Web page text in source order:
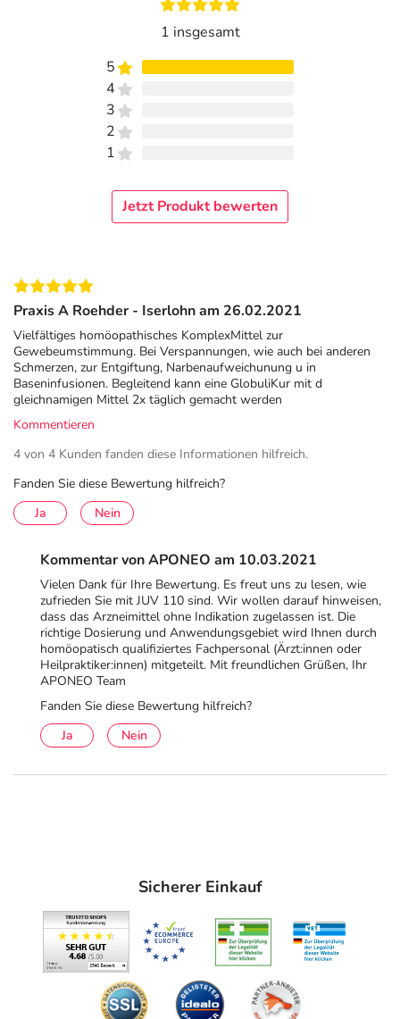
1 insgesamt
5
4
3
2
1
Jetzt Produkt bewerten
Praxis A Roehder - Iserlohn am 26.02.2021
Vielfältiges homöopathisches KomplexMittel zur
Gewebeumstimmung. Bei Verspannungen, wie auch bei anderen
Schmerzen, zur Entgiftung, Narbenaufweichunung u in
Baseninfusionen. Begleitend kann eine GlobuliKur mit d
gleichnamigen Mittel 2x täglich gemacht werden
Kommentieren
4 von 4 Kunden fanden diese Informationen hilfreich.
Fanden Sie diese Bewertung hilfreich?
Ja
Nein
Kommentar von APONEO am 10.03.2021
Vielen Dank für Ihre Bewertung. Es freut uns zu lesen, wie
zufrieden Sie mit JUV 110 sind. Wir wollen darauf hinweisen,
dass das Arzneimittel ohne Indikation zugelassen ist. Die
richtige Dosierung und Anwendungsgebiet wird Ihnen durch
homöopatisch qualifiziertes Fachpersonal (Ärzt:innen oder
Heilpraktiker:innen) mitgeteilt. Mit freundlichen Grüßen, Ihr
APONEO Team
Fanden Sie diese Bewertung hilfreich?
Ja
Nein
Sicherer Einkauf